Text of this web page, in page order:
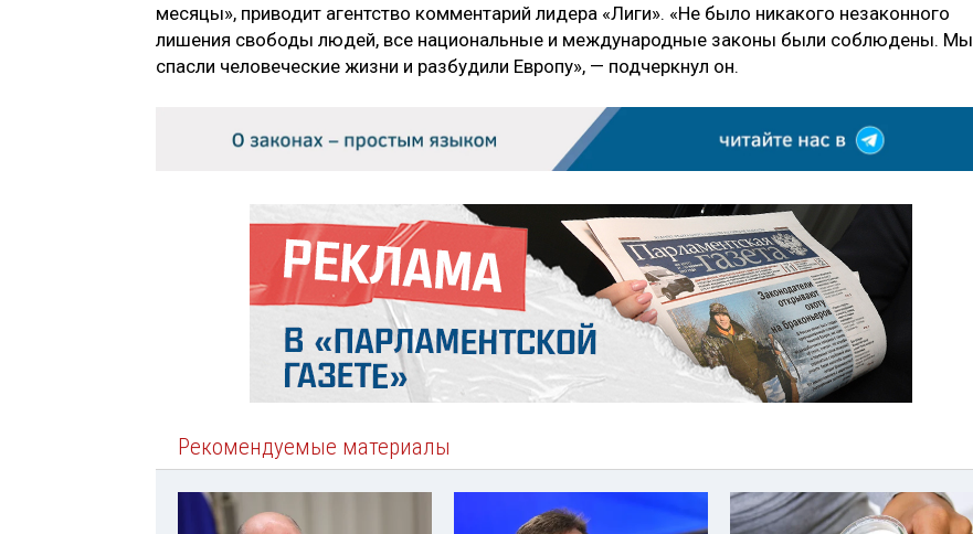
месяцы», приводит агентство комментарий лидера «Лиги». «Не было никакого незаконного
лишения свободы людей, все национальные и международные законы были соблюдены. Мы
спасли человеческие жизни и разбудили Европу», — подчеркнул он.
Рекомендуемые материалы